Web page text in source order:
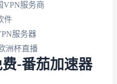
VPN服务商
件
服务器
洲杯直播
-番茄加速器